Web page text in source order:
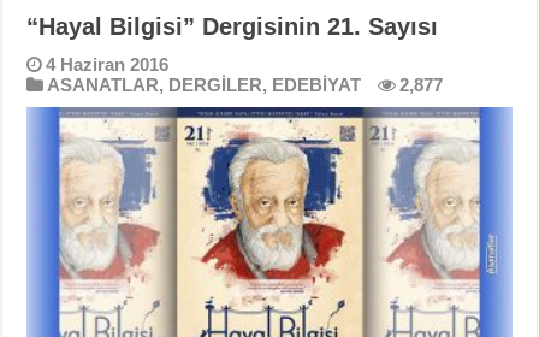
“Hayal Bilgisi” Dergisinin 21. Sayısı
4 Haziran 2016
ASANATLAR, DERGİLER, EDEBİYAT 2,877